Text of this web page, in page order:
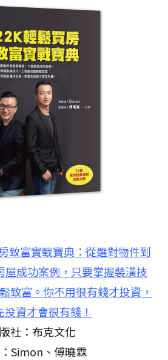
致富實戰寶典：從選對物件到
屋成功案例，只要掌握裝潢技
致富。你不用很有錢才投資，
投資才會很有錢！
社：布克文化
Simon、傅曉霖